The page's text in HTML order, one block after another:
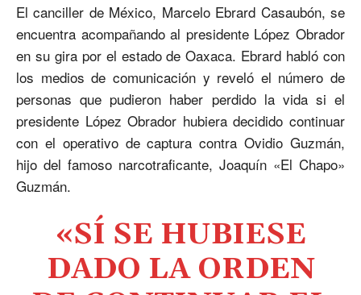
El canciller de México, Marcelo Ebrard Casaubón, se
encuentra acompañando al presidente López Obrador
en su gira por el estado de Oaxaca. Ebrard habló con
los medios de comunicación y reveló el número de
personas que pudieron haber perdido la vida si el
presidente López Obrador hubiera decidido continuar
con el operativo de captura contra Ovidio Guzmán,
hijo del famoso narcotraficante, Joaquín «El Chapo»
Guzmán.
«SÍ SE HUBIESE
DADO LA ORDEN